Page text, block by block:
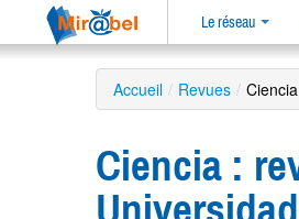
Le réseau
Accueil / Revues /
Ciencia :